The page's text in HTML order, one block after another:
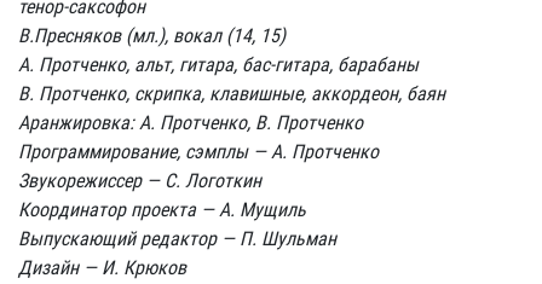
тенор-саксофон
В.Пресняков (мл.), вокал (14, 15)
А. Протченко, альт, гитара, бас-гитара, барабаны
В. Протченко, скрипка, клавишные, аккордеон, баян
Аранжировка: А. Протченко, В. Протченко
Программирование, сэмплы — А. Протченко
Звукорежиссер — С. Логоткин
Координатор проекта — А. Мущиль
Выпускающий редактор — П. Шульман
Дизайн — И. Крюков